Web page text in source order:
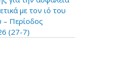
με τον ιό του
– Περίοδος
(27-7)